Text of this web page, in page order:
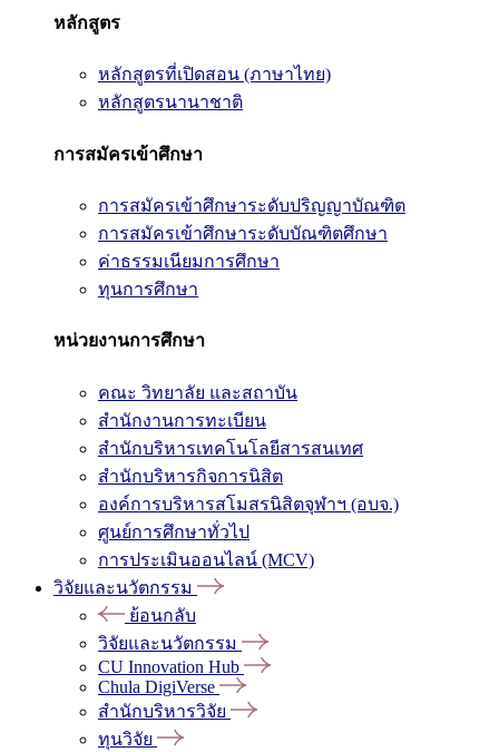
หลักสูตร
หลักสูตรที่เปิดสอน (ภาษาไทย)
หลักสูตรนานาชาติ
การสมัครเข้าศึกษา
การสมัครเข้าศึกษาระดับปริญญาบัณฑิต
การสมัครเข้าศึกษาระดับบัณฑิตศึกษา
ค่าธรรมเนียมการศึกษา
ทุนการศึกษา
หน่วยงานการศึกษา
คณะ วิทยาลัย และสถาบัน
สำนักงานการทะเบียน
สำนักบริหารเทคโนโลยีสารสนเทศ
สำนักบริหารกิจการนิสิต
องค์การบริหารสโมสรนิสิตจุฬาฯ (อบจ.)
ศูนย์การศึกษาทั่วไป
การประเมินออนไลน์ (MCV)
วิจัยและนวัตกรรม
ย้อนกลับ
วิจัยและนวัตกรรม
CU Innovation Hub
Chula DigiVerse
สำนักบริหารวิจัย
ทุนวิจัย